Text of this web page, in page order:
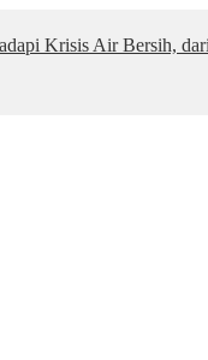
Krisis Air Bersih,